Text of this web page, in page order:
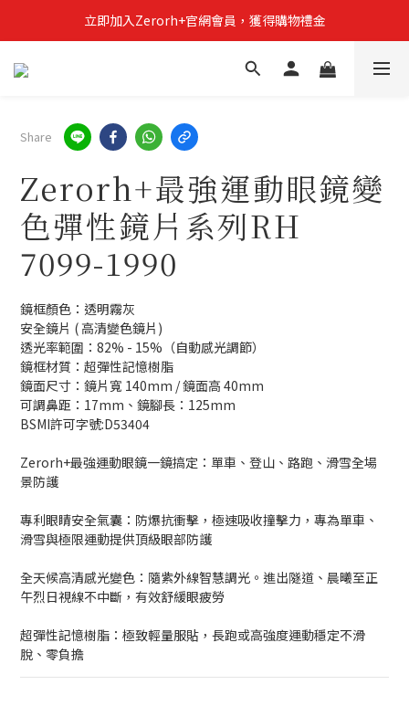
立即加入Zerorh+官網會員，獲得購物禮金
立即加入Zerorh+官網會員，獲得購物禮金
Zerorh+期間限定優惠全館滿15000折1500滿20000折2500
Share
Zerorh+最強運動眼鏡變
色彈性鏡片系列RH
7099-1990
鏡框顏色：透明霧灰
安全鏡片 ( 高清變色鏡片)
透光率範圍：82% - 15%（自動感光調節）
鏡框材質：超彈性記憶樹脂
鏡面尺寸：鏡片寬 140mm / 鏡面高 40mm
可調鼻距：17mm、鏡腳長：125mm
BSMI許可字號:D53404
Zerorh+最強運動眼鏡一鏡搞定：單車、登山、路跑、滑雪全場
景防護
專利眼睛安全氣囊：防爆抗衝擊，極速吸收撞擊力，專為單車、
滑雪與極限運動提供頂級眼部防護
全天候高清感光變色：隨紫外線智慧調光。進出隧道、晨曦至正
午烈日視線不中斷，有效舒緩眼疲勞
超彈性記憶樹脂：極致輕量服貼，長跑或高強度運動穩定不滑
脫、零負擔